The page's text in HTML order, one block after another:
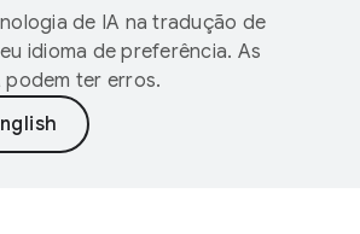
de IA na tradução de
idioma de preferência. As
ter erros.